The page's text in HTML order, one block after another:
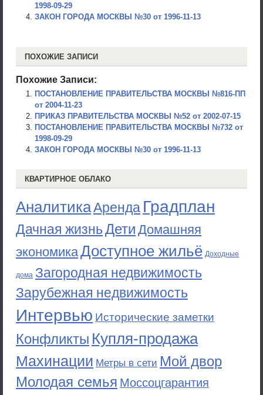
1998-09-29
ЗАКОН ГОРОДА МОСКВЫ №30 от 1996-11-13
ПОХОЖИЕ ЗАПИСИ
Похожие Записи:
ПОСТАНОВЛЕНИЕ ПРАВИТЕЛЬСТВА МОСКВЫ №816-ПП
от 2004-11-23
ПРИКАЗ ПРАВИТЕЛЬСТВА МОСКВЫ №52 от 2002-07-15
ПОСТАНОВЛЕНИЕ ПРАВИТЕЛЬСТВА МОСКВЫ №732 от
1998-09-29
ЗАКОН ГОРОДА МОСКВЫ №30 от 1996-11-13
КВАРТИРНОЕ ОБЛАКО
АналитикаАренда Градплан
Дачная жизньДети Домашняя
экономикаДоступное жильё Доходные
дома Загородная недвижимость
Зарубежная недвижимость
Интервью Исторические заметки
Конфликты Купля-продажа
Махинации Метры в сети Мой двор
Молодая семья Моссоцгарантия